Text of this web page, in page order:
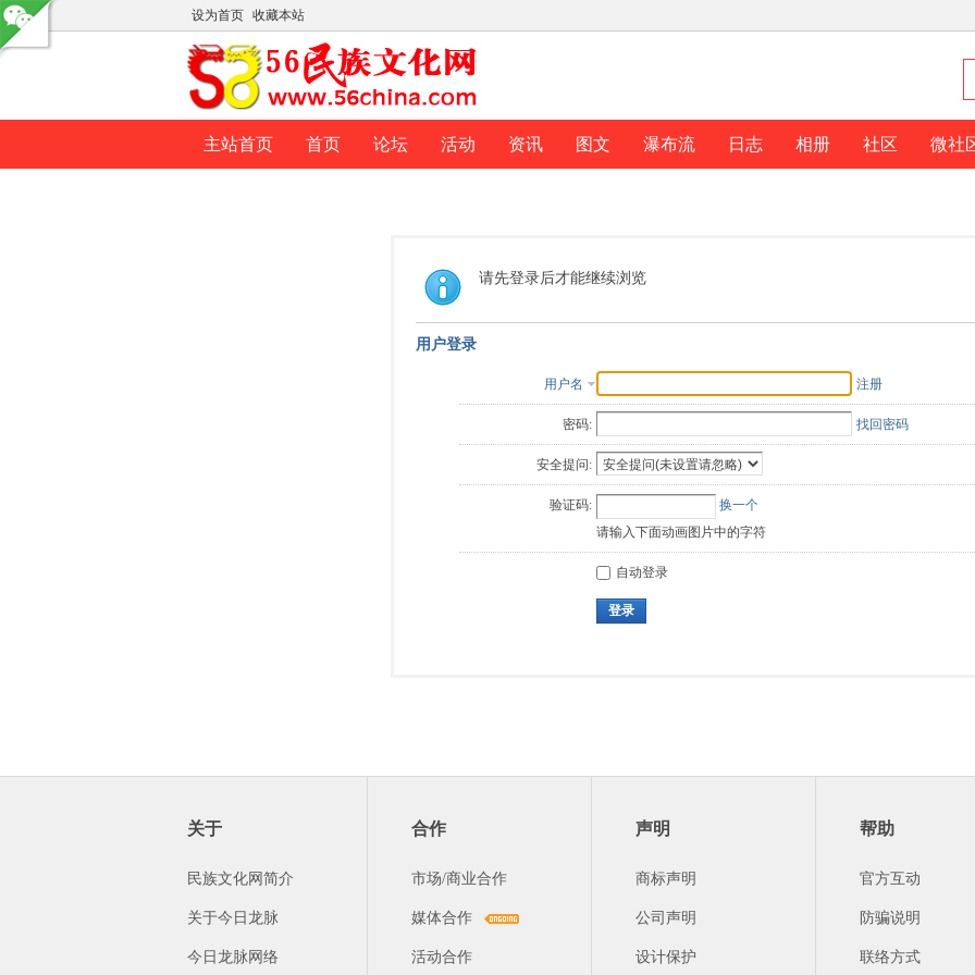
设为首页 收藏本站
主站首页 首页 论坛 活动 资讯 图文 瀑布流 日志 相册 社区 微社
请先登录后才能继续浏览
用户登录
用户名 注册
密码: 找回密码
安全提问:
验证码:
换一个
请输入下面动画图片中的字符
自动登录
登录
关于
民族文化网简介
关于今日龙脉
今日龙脉网络
合作
市场/商业合作
媒体合作
活动合作
声明
商标声明
公司声明
设计保护
帮助
官方互动
防骗说明
联络方式